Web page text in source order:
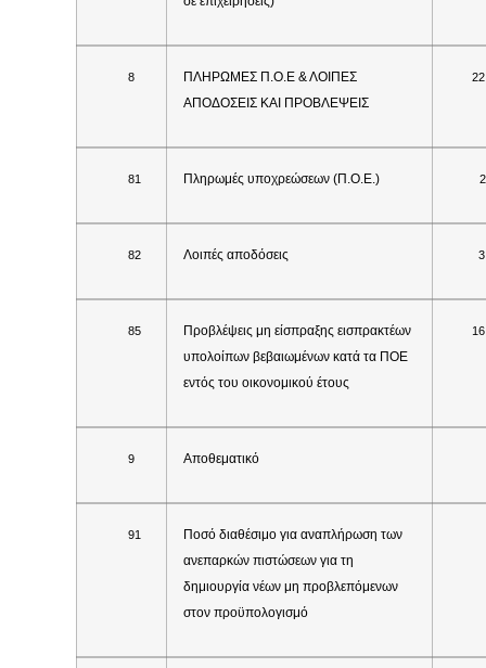
8
ΠΛΗΡΩΜΕΣ Π.Ο.Ε & ΛΟΙΠΕΣ
ΑΠΟΔΟΣΕΙΣ ΚΑΙ ΠΡΟΒΛΕΨΕΙΣ
81 Πληρωμές υποχρεώσεων (Π.Ο.Ε.)
82 Λοιπές αποδόσεις
85
Προβλέψεις μη είσπραξης εισπρακτέων
υπολοίπων βεβαιωμένων κατά τα ΠΟΕ
εντός του οικονομικού έτους
16
9 Αποθεματικό
91
Ποσό διαθέσιμο για αναπλήρωση των
ανεπαρκών πιστώσεων για τη
δημιουργία νέων μη προβλεπόμενων
στον προϋπολογισμό